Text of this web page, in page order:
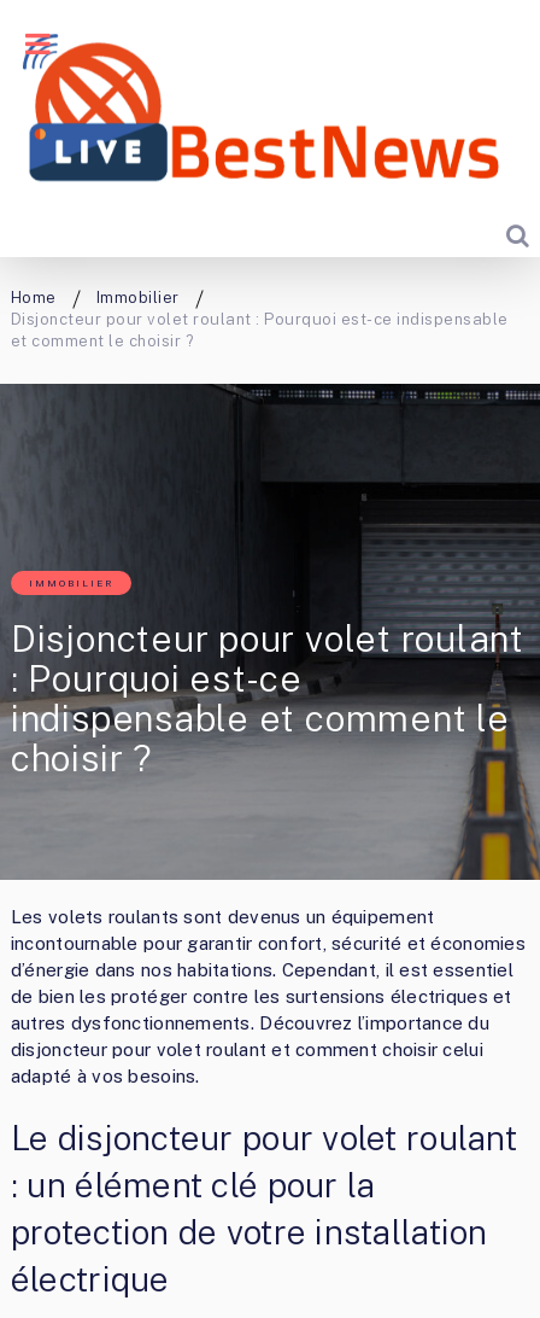
Home
Immobilier
Disjoncteur pour volet roulant : Pourquoi est-ce indispensable
et comment le choisir ?
IMMOBILIER
Disjoncteur pour volet roulant
: Pourquoi est-ce
indispensable et comment le
choisir ?
Les volets roulants sont devenus un équipement
incontournable pour garantir confort, sécurité et économies
d’énergie dans nos habitations. Cependant, il est essentiel
de bien les protéger contre les surtensions électriques et
autres dysfonctionnements. Découvrez l’importance du
disjoncteur pour volet roulant et comment choisir celui
adapté à vos besoins.
Le disjoncteur pour volet roulant
: un élément clé pour la
protection de votre installation
électrique